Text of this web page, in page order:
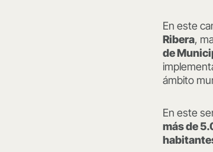
En este
Ribera,
de
ámbito
En este
más de